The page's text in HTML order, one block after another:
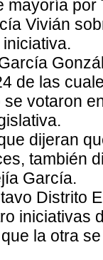
por
Vivián
de las
votaron
dijeran
también
García.
Distrito
iniciativas
la otra